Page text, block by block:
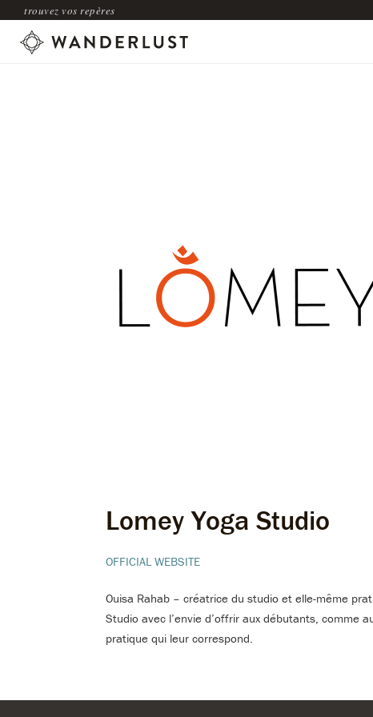
trouvez vos repères
Lomey Yoga Studio
OFFICIAL WEBSITE
Ouisa Rahab – créatrice du studio et elle-même
Studio avec l’envie d’offrir aux débutants, comme
pratique qui leur correspond.